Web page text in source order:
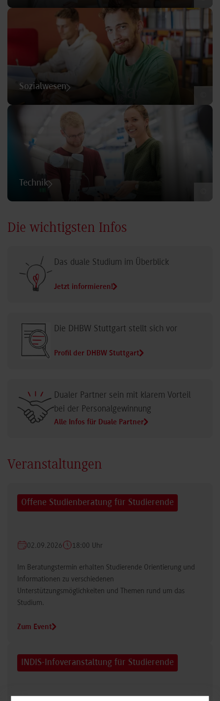
Sozialwesen
Technik
Die wichtigsten Infos
Das duale Studium im Überblick
Jetzt informieren!
Die DHBW Stuttgart stellt sich vor
Profil der DHBW Stuttgart
Dualer Partner sein mit klarem Vorteil
bei der Personalgewinnung
Alle Infos für Duale Partner
Veranstaltungen
Offene Studienberatung für Studierende
02.09.2026 18:00 Uhr
Im Beratungstermin erhalten Studierende Orientierung und
Informationen zu verschiedenen
Unterstützungsmöglichkeiten und Themen rund um das
Studium.
Zum Event
INDIS-Infoveranstaltung für Studierende